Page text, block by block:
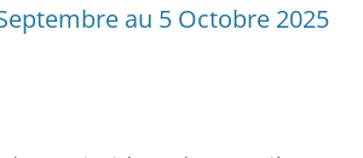
au 5 Octobre 2025